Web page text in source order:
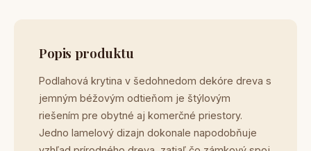
Popis produktu
Podlahová krytina v šedohnedom dekóre dreva s
jemným béžovým odtieňom je štýlovým
riešením pre obytné aj komerčné priestory.
Jedno lamelový dizajn dokonale napodobňuje